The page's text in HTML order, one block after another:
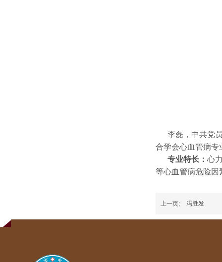
李磊，中共党员
合学会心血管病专
专业特长： 心
等心血管病危险
上一页; 冯胜发